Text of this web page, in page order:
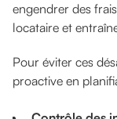
engendrer des
locataire et
Pour éviter ces
proactive en